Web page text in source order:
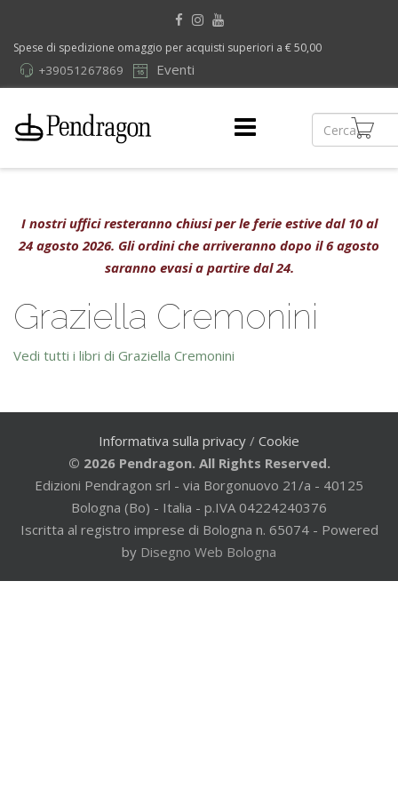
Spese di spedizione omaggio per acquisti superiori a € 50,00
Eventi
+39051267869
I nostri uffici resteranno chiusi per le ferie estive dal 10 al
24 agosto 2026. Gli ordini che arriveranno dopo il 6 agosto
saranno evasi a partire dal 24.
Graziella Cremonini
Vedi tutti i libri di Graziella Cremonini
Informativa sulla privacy / Cookie
© 2026 Pendragon. All Rights Reserved.
Edizioni Pendragon srl - via Borgonuovo 21/a - 40125
Bologna (Bo) - Italia - p.IVA 04224240376
Iscritta al registro imprese di Bologna n. 65074 - Powered
by Disegno Web Bologna